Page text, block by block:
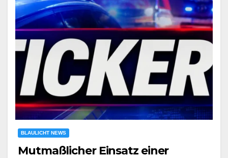
BLAULICHT NEWS
Mutmaßlicher Einsatz einer